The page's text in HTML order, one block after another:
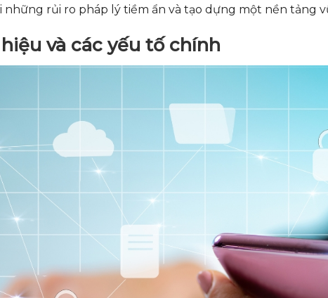
những rủi ro pháp lý tiềm ẩn và tạo dựng một nền tảng
và các yếu tố chính